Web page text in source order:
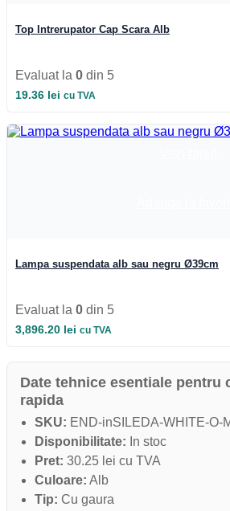
Top Intrerupator Cap Scara Alb
Evaluat la 0 din 5
19.36 lei cu TVA
Lampa suspendata alb sau negru Ø39cm
Evaluat la 0 din 5
3,896.20 lei cu TVA
Date tehnice esentiale pentru
rapida
SKU: END-inSILEDA-WHITE-O-
Disponibilitate: In stoc
Pret: 30.25 lei cu TVA
Culoare: Alb
Tip: Cu gaura